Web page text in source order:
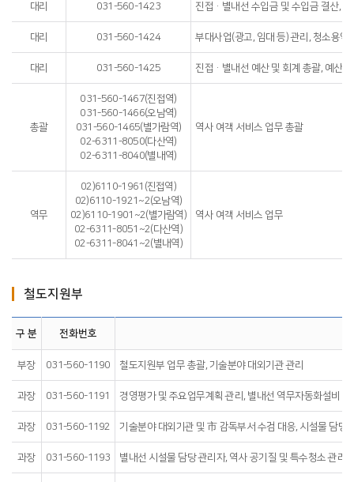
대리 031-560-1423 진접·별내선 수입금 및 수입금 결산, 대
대리 031-560-1424 부대사업(광고, 임대 등) 관리, 청소용역
대리 031-560-1425 진접·별내선 예산 및 회계 총괄, 예산집
총괄
031-560-1467(진접역)
031-560-1466(오남역)
031-560-1465(별가람역)
02-6311-8050(다산역)
02-6311-8040(별내역)
역사 여객 서비스 업무 총괄
역무
02)6110-1961(진접역)
02)6110-1921~2(오남역)
02)6110-1901~2(별가람역)
02-6311-8051~2(다산역)
02-6311-8041~2(별내역)
역사 여객 서비스 업무
철도지원부
구 분 전화번호
부장 031-560-1190 철도지원부 업무 총괄, 기술분야 대외기관 관리
과장 031-560-1191 경영평가 및 주요업무계획 관리, 별내선 역무자동화설비
과장 031-560-1192 기술분야 대외기관 및 市 감독부서 수검 대응, 시설물 담당
과장 031-560-1193 별내선 시설물 담당 관리자, 역사 공기질 및 특수청소 관리,